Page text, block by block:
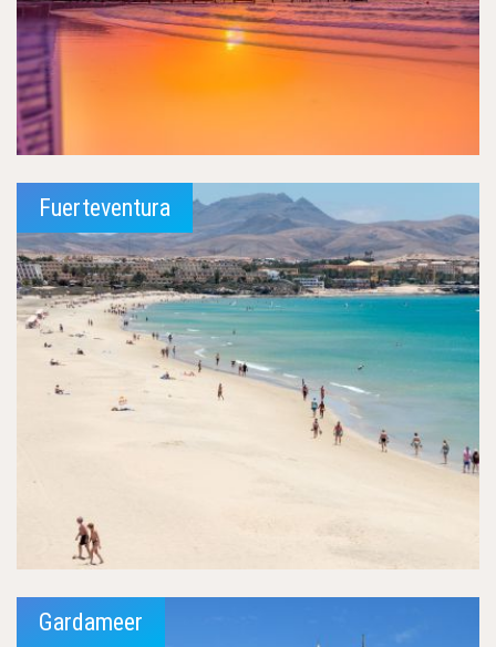
Fuerteventura
Gardameer